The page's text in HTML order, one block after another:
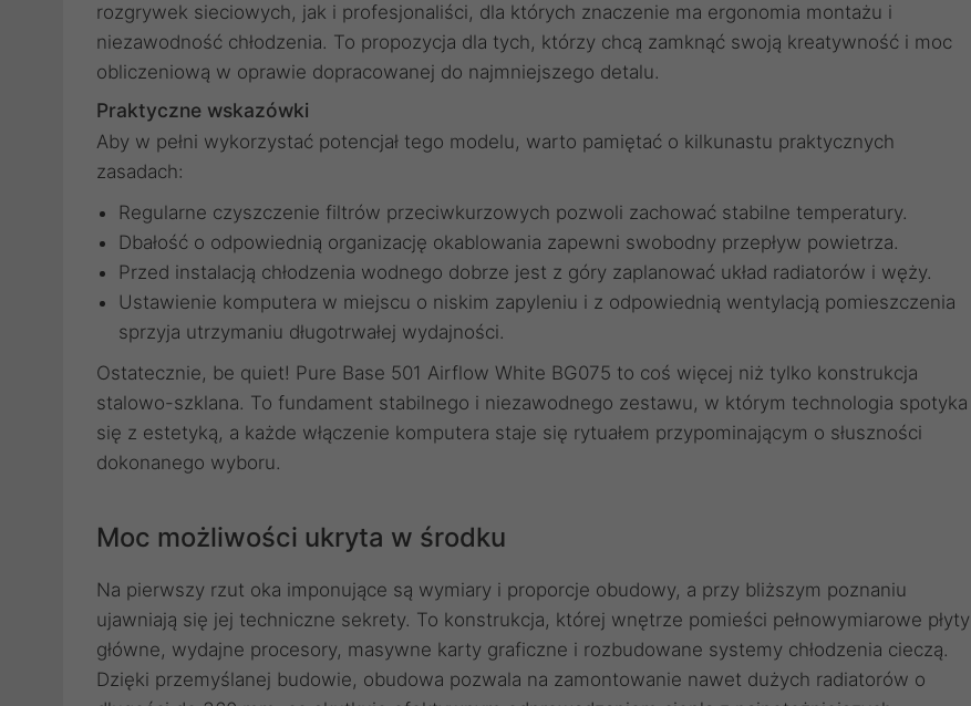
rozgrywek sieciowych, jak i profesjonaliści, dla których znaczenie ma ergonomia montażu i
niezawodność chłodzenia. To propozycja dla tych, którzy chcą zamknąć swoją kreatywność i moc
obliczeniową w oprawie dopracowanej do najmniejszego detalu.
Praktyczne wskazówki
Aby w pełni wykorzystać potencjał tego modelu, warto pamiętać o kilkunastu praktycznych
zasadach:
Regularne czyszczenie filtrów przeciwkurzowych pozwoli zachować stabilne temperatury.
Dbałość o odpowiednią organizację okablowania zapewni swobodny przepływ powietrza.
Przed instalacją chłodzenia wodnego dobrze jest z góry zaplanować układ radiatorów i węży.
Ustawienie komputera w miejscu o niskim zapyleniu i z odpowiednią wentylacją pomieszczenia
sprzyja utrzymaniu długotrwałej wydajności.
Ostatecznie, be quiet! Pure Base 501 Airflow White BG075 to coś więcej niż tylko konstrukcja
stalowo-szklana. To fundament stabilnego i niezawodnego zestawu, w którym technologia spotyka
się z estetyką, a każde włączenie komputera staje się rytuałem przypominającym o słuszności
dokonanego wyboru.
Moc możliwości ukryta w środku
Na pierwszy rzut oka imponujące są wymiary i proporcje obudowy, a przy bliższym poznaniu
ujawniają się jej techniczne sekrety. To konstrukcja, której wnętrze pomieści pełnowymiarowe płyty
główne, wydajne procesory, masywne karty graficzne i rozbudowane systemy chłodzenia cieczą.
Dzięki przemyślanej budowie, obudowa pozwala na zamontowanie nawet dużych radiatorów o